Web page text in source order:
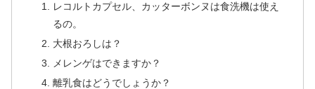
レコルトカプセル、カッターボンヌは食洗機は使え
るの。
大根おろしは？
メレンゲはできますか？
離乳食はどうでしょうか？